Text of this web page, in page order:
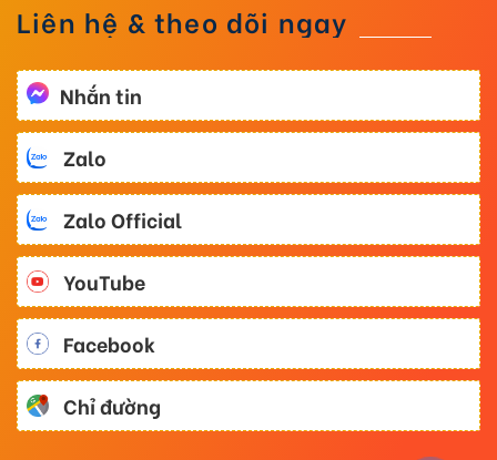
Liên hệ & theo dõi ngay
Nhắn tin
Zalo
Zalo Official
YouTube
Facebook
Chỉ đường